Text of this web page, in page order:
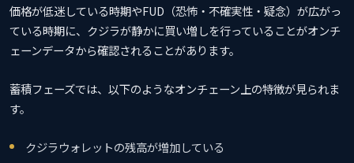
価格が低迷している時期やFUD（恐怖・不確実性・疑念）が広がっ
ている時期に、クジラが静かに買い増しを行っていることがオンチ
ェーンデータから確認されることがあります。
蓄積フェーズでは、以下のようなオンチェーン上の特徴が見られま
す。
クジラウォレットの残高が増加している